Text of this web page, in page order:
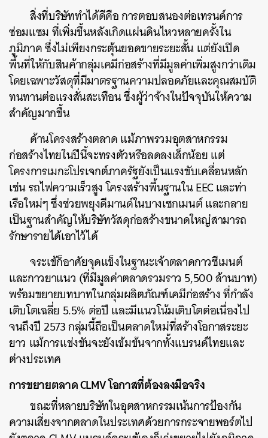
สิ่งที่บริษัททำได้ดีคือ การตอบสนองต่อเทรนด์การ
ซ่อมแซม ที่เพิ่มขึ้นหลังเกิดแผ่นดินไหวหลายครั้งใน
ภูมิภาค ซึ่งไม่เพียงกระตุ้นยอดขายระยะสั้น แต่ยังเปิด
พื้นที่ให้กับสินค้ากลุ่มเคมีก่อสร้างที่มีมูลค่าเพิ่มสูงกว่าเดิม
โดยเฉพาะวัสดุที่มีมาตรฐานความปลอดภัยและคุณสมบัติ
ทนทานต่อแรงสั่นสะเทือน ซึ่งผู้ว่าจ้างในปัจจุบันให้ความ
สำคัญมากขึ้น
ด้านโครงสร้างตลาด แม้ภาพรวมอุตสาหกรรม
ก่อสร้างไทยในปีนี้จะทรงตัวหรือลดลงเล็กน้อย แต่
โครงการเมกะโปรเจกต์ภาครัฐยังเป็นแรงขับเคลื่อนหลัก
เช่น รถไฟความเร็วสูง โครงสร้างพื้นฐานใน EEC และท่า
เรือใหม่ๆ ซึ่งช่วยพยุงดีมานด์ในบางเซกเมนต์ และกลาย
เป็นฐานสำคัญให้บริษัทวัสดุก่อสร้างขนาดใหญ่สามารถ
รักษารายได้เอาไว้ได้
จระเข้ก็อาศัยจุดแข็งในฐานะเจ้าตลาดกาวซีเมนต์
และกาวยาแนว (ที่มีมูลค่าตลาดรวมราว 5,500 ล้านบาท)
พร้อมขยายบทบาทในกลุ่มผลิตภัณฑ์เคมีก่อสร้าง ที่กำลัง
เติบโตเฉลี่ย 5.5% ต่อปี และมีแนวโน้มเติบโตต่อเนื่องไป
จนถึงปี 2573 กลุ่มนี้ถือเป็นตลาดใหม่ที่สร้างโอกาสระยะ
ยาว แม้การแข่งขันจะยังเข้มข้นจากทั้งแบรนด์ไทยและ
ต่างประเทศ
การขยายตลาด CLMV โอกาสที่ต้องลงมือจริง
ขณะที่หลายบริษัทในอุตสาหกรรมเน้นการป้องกัน
ความเสี่ยงจากตลาดในประเทศด้วยการกระจายพอร์ตไป